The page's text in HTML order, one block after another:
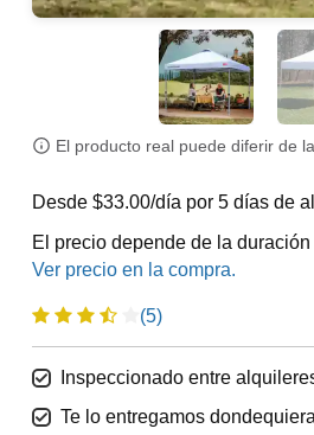
El producto real puede diferir de
Desde $33.00/día por 5 días de
El precio depende de la
(5)
Inspeccionado entre
Te lo entregamos